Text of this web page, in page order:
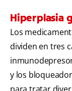
Hiperplasia
Los
dividen en tres
y los